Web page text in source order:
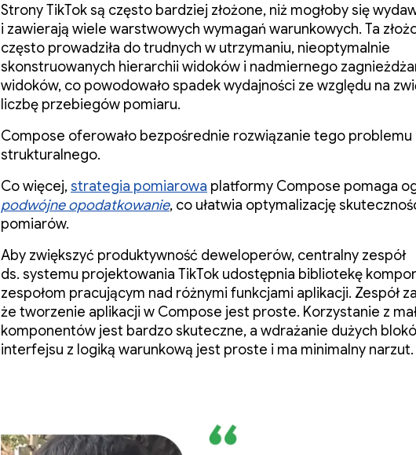
Strony TikTok są często bardziej złożone, niż mogłoby się
i zawierają wiele warstwowych wymagań warunkowych. Ta
często prowadziła do trudnych w utrzymaniu, nieoptymalnie
skonstruowanych hierarchii widoków i nadmiernego
widoków, co powodowało spadek wydajności ze względu na
liczbę przebiegów pomiaru.
Compose oferowało bezpośrednie rozwiązanie tego problemu
strukturalnego.
Co więcej,strategia pomiarowa platformy Compose pomaga
podwójne opodatkowanie, co ułatwia optymalizację
pomiarów.
Aby zwiększyć produktywność deweloperów, centralny zespół
ds. systemu projektowania TikTok udostępnia bibliotekę
zespołom pracującym nad różnymi funkcjami aplikacji. Zespół
że tworzenie aplikacji w Compose jest proste. Korzystanie z
komponentów jest bardzo skuteczne, a wdrażanie dużych
interfejsu z logiką warunkową jest proste i ma minimalny narzut.